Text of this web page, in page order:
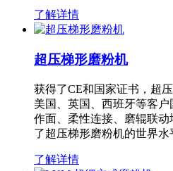
了解详情
超压梯形磨粉机
获得了CE和国家证书，超
美国、英国、西班牙等客
作面、柔性连接、磨辊联
了超压梯形磨粉机的世界
了解详情